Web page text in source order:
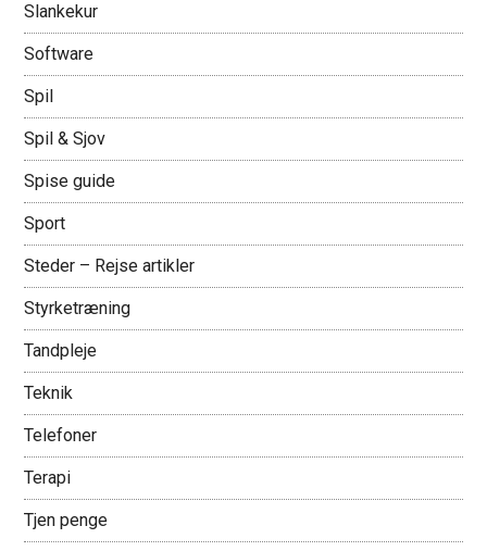
Slankekur
Software
Spil
Spil & Sjov
Spise guide
Sport
Steder – Rejse artikler
Styrketræning
Tandpleje
Teknik
Telefoner
Terapi
Tjen penge